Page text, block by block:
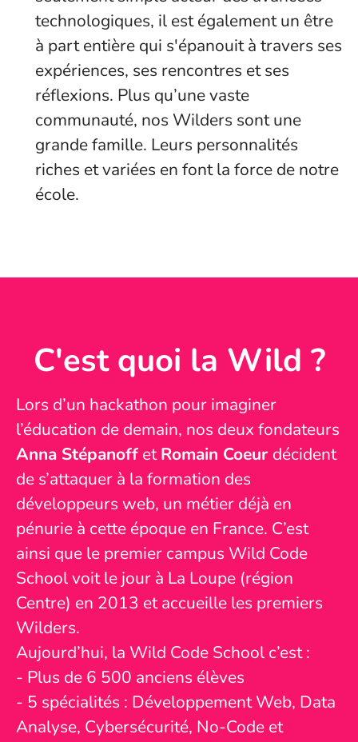
technologiques, il est également un être
à part entière qui s'épanouit à travers ses
expériences, ses rencontres et ses
réflexions. Plus qu’une vaste
communauté, nos Wilders sont une
grande famille. Leurs personnalités
riches et variées en font la force de notre
école.
C'est quoi la Wild ?
Lors d’un hackathon pour imaginer
l’éducation de demain, nos deux fondateurs
Anna Stépanoff etRomain Coeur décident
de s’attaquer à la formation des
développeurs web, un métier déjà en
pénurie à cette époque en France. C’est
ainsi que le premier campus Wild Code
School voit le jour à La Loupe (région
Centre) en 2013 et accueille les premiers
Wilders.
Aujourd’hui, la Wild Code School c’est :
- Plus de 6 500 anciens élèves
- 5 spécialités : Développement Web, Data
Analyse, Cybersécurité, No-Code et